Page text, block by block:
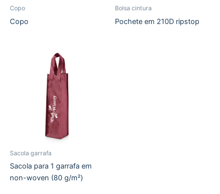
Copo
Copo
Bolsa cintura
Pochete em 210D ripstop
Sacola garrafa
Sacola para 1 garrafa em
non-woven (80 g/m²)